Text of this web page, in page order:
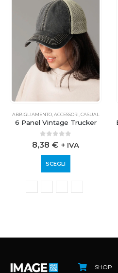
ABBIGLIAMENTO, ACCESSORI CASUAL
6 Panel Vintage Trucker
0out of 5
8,38 € + IVA
SCEGLI
SHOP